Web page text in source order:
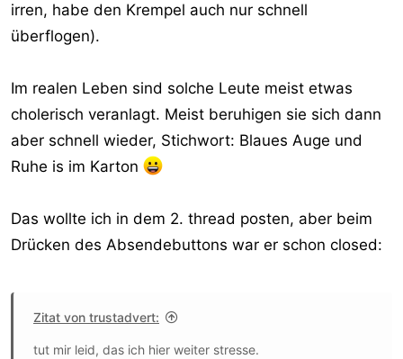
irren, habe den Krempel auch nur schnell
überflogen).
Im realen Leben sind solche Leute meist etwas
cholerisch veranlagt. Meist beruhigen sie sich dann
aber schnell wieder, Stichwort: Blaues Auge und
Ruhe is im Karton
Das wollte ich in dem 2. thread posten, aber beim
Drücken des Absendebuttons war er schon closed:
Zitat von trustadvert:
tut mir leid, das ich hier weiter stresse.